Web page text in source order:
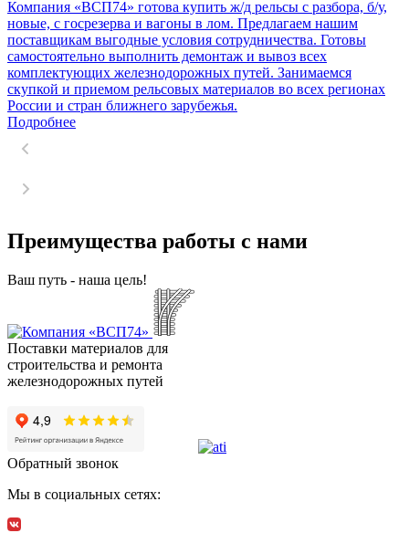
Компания «ВСП74» готова купить ж/д рельсы с разбора, б/у,
новые, с госрезерва и вагоны в лом. Предлагаем нашим
поставщикам выгодные условия сотрудничества. Готовы
самостоятельно выполнить демонтаж и вывоз всех
комплектующих железнодорожных путей. Занимаемся
скупкой и приемом рельсовых материалов во всех регионах
России и стран ближнего зарубежья.
Подробнее
Преимущества работы с нами
Ваш путь - наша цель!
Поставки материалов для
строительства и ремонта
железнодорожных путей
Обратный звонок
Мы в социальных сетях: